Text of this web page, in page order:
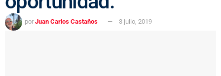
por Juan Carlos Castaños 3 julio, 2019